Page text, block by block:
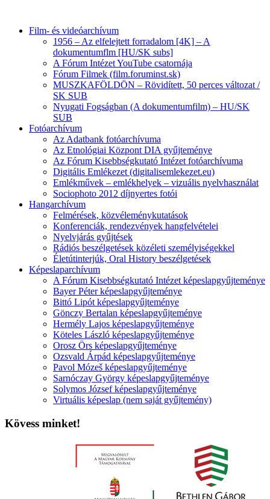
Film- és videóarchívum
1956 – Az elfelejtett forradalom [4K] – A
dokumentumflm [HU/SK subs]
A Fórum Intézet YouTube csatornája
Fórum Filmek (film.foruminst.sk)
MUSZKAFÖLDÖN – Rövidített, 50 perces változat /
SK SUB
Nyugati Fogságban (A dokumentumfilm) – HU/SK
SUB
Fotóarchívum
Az Adatbank fotóarchívuma
Az Etnológiai Központ DIA gyűjteménye
Az Fórum Kisebbségkutató Intézet fotóarchívuma
Digitális Emlékezet (digitalisemlekezet.eu)
Emlékművek – emlékhelyek – vizuális nyelvhasználat
Sociophoto 2012 díjnyertes fotói
Hangarchívum
Felmérések, közvéleménykutatások
Konferenciák, rendezvények hangfelvételei
Nyelvjárás gyűjtések
Rádiós beszélgetések közéleti személyiségekkel
Életútinterjúk, Oral History beszélgetések
Képeslaparchívum
A Fórum Kisebbségkutató Intézet képeslapgyűjteménye
Bayer Péter képeslapgyűjteménye
Bittó Lipót képeslapgyűjteménye
Gönczy Bertalan képeslapgyűjteménye
Hermély Lajos képeslapgyűjteménye
Köteles László képeslapgyűjteménye
Orosz Örs képeslapgyűjteménye
Ozsvald Árpád képeslapgyűjteménye
Pavol Mózeš képeslapgyűjteménye
Sarnóczay György képeslapgyűjteménye
Solymos József képeslapgyűjteménye
Virtuális képeslap (nem saját gyűjtemény)
Kövess minket!